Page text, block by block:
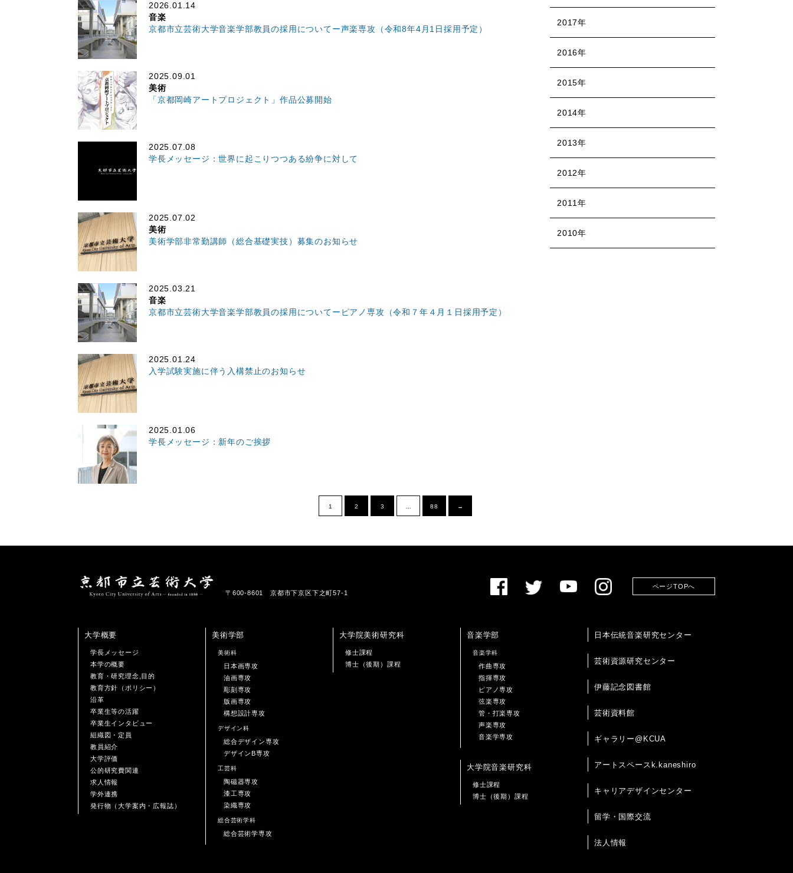
2026.01.14
音楽
京都市立芸術大学音楽学部教員の採用についてー声楽専攻（令和8年4月1日採用予定）
2025.09.01
美術
「京都岡崎アートプロジェクト」作品公募開始
2025.07.08
学長メッセージ：世界に起こりつつある紛争に対して
2025.07.02
美術
美術学部非常勤講師（総合基礎実技）募集のお知らせ
2025.03.21
音楽
京都市立芸術大学音楽学部教員の採用についてーピアノ専攻（令和７年４月１日採用予定）
2025.01.24
入学試験実施に伴う入構禁止のお知らせ
2025.01.06
学長メッセージ：新年のご挨拶
1 2 3 88 →
2017年
2016年
2015年
2014年
2013年
2012年
2011年
2010年
〒600-8601 京都市下京区下之町57-1
ページTOPへ
大学概要
学長メッセージ
本学の概要
教育・研究理念,目的
教育方針（ポリシー）
沿革
卒業生等の活躍
卒業生インタビュー
組織図・定員
教員紹介
大学評価
公的研究費関連
求人情報
学外連携
発行物（大学案内・広報誌）
美術学部
美術科
日本画専攻
油画専攻
彫刻専攻
版画専攻
構想設計専攻
デザイン科
総合デザイン専攻
デザインB専攻
工芸科
陶磁器専攻
漆工専攻
染織専攻
総合芸術学科
総合芸術学専攻
大学院美術研究科
修士課程
博士（後期）課程
音楽学部
音楽学科
作曲専攻
指揮専攻
ピアノ専攻
弦楽専攻
管・打楽専攻
声楽専攻
音楽学専攻
大学院音楽研究科
修士課程
博士（後期）課程
日本伝統音楽研究センター
芸術資源研究センター
伊藤記念図書館
芸術資料館
ギャラリー@KCUA
アートスペースk.kaneshiro
キャリアデザインセンター
留学・国際交流
法人情報